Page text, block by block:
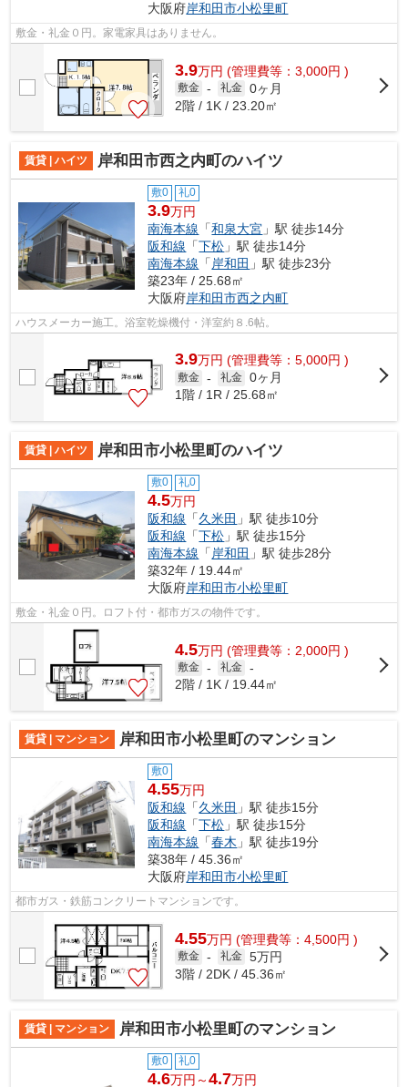
大阪府岸和田市小松里町
敷金・礼金０円。家電家具はありません。
3.9万円 (管理費等：3,000円 )
敷金 - 礼金 0ヶ月
2階 / 1K / 23.20㎡
賃貸 | ハイツ 岸和田市西之内町のハイツ
敷0 礼0
3.9万円
南海本線 「和泉大宮 」駅 徒歩14分
阪和線 「下松 」駅 徒歩14分
南海本線 「 岸和田 」駅 徒歩23分
築23年 / 25.68㎡
大阪府岸和田市西之内町
ハウスメーカー施工。浴室乾燥機付・洋室約８.6帖。
3.9万円 (管理費等：5,000円 )
敷金 - 礼金 0ヶ月
1階 / 1R / 25.68㎡
賃貸 | ハイツ 岸和田市小松里町のハイツ
敷0 礼0
4.5万円
阪和線 「久米田 」駅 徒歩10分
阪和線 「下松 」駅 徒歩15分
南海本線 「岸和田 」駅 徒歩28分
築32年 / 19.44㎡
大阪府岸和田市小松里町
敷金・礼金０円。ロフト付・都市ガスの物件です。
4.5万円 (管理費等：2,000円 )
敷金 - 礼金 -
2階 / 1K / 19.44㎡
賃貸 | マンション 岸和田市小松里町のマンション
敷0
4.55万円
阪和線 「久米田 」駅 徒歩15分
阪和線 「下松 」駅 徒歩15分
南海本線 「春木 」駅 徒歩19分
築38年 / 45.36㎡
大阪府岸和田市小松里町
都市ガス・鉄筋コンクリートマンションです。
4.55万円 (管理費等：4,500円 )
敷金 - 礼金 5万円
3階 / 2DK / 45.36㎡
賃貸 | マンション 岸和田市小松里町のマンション
敷0 礼0
4.6万円～4.7万円